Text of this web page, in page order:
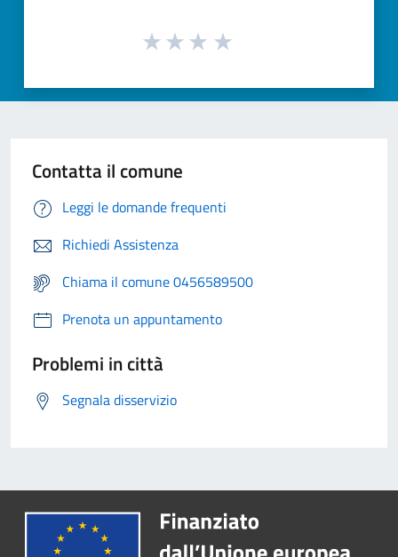
Contatta il comune
Leggi le domande frequenti
Richiedi Assistenza
Chiama il comune 0456589500
Prenota un appuntamento
Problemi in città
Segnala disservizio